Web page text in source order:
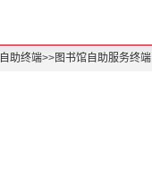
自助终端>>图书馆自助服务终端